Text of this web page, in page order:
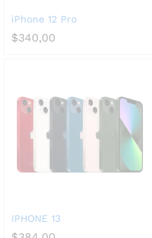
iPhone 12 Pro
$340,00
IPHONE 13